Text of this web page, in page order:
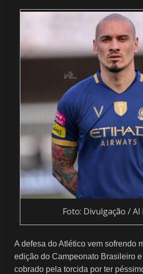
Foto: Divulgação / Al
A defesa do Atlético vem sofrendo
edição do Campeonato Brasileiro
cobrado pela torcida por ter